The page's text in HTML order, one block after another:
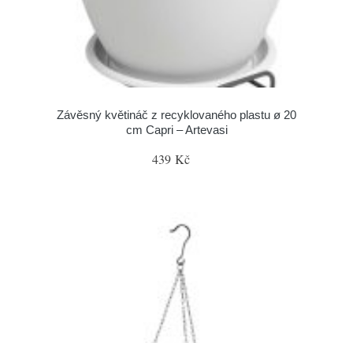
Závěsný květináč z recyklovaného plastu ø 20
cm Capri – Artevasi
439 Kč